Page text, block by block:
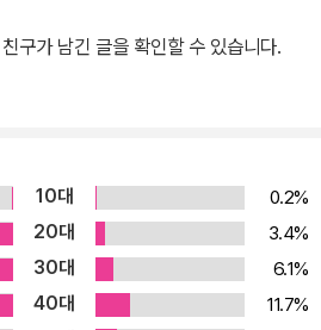
구가 남긴 글을 확인할 수 있습니다.
10대
0.2%
20대
3.4%
30대
6.1%
40대
11.7%